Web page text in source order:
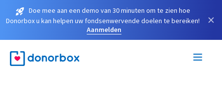
Doe mee aan een demo van 30 minuten om te zien hoe
Donorbox u kan helpen uw fondsenwervende doelen te bereiken!
Aanmelden
×